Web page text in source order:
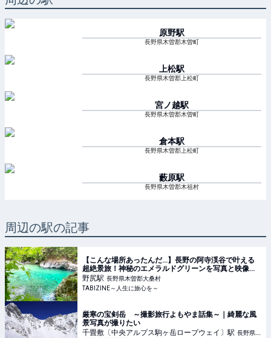
原野駅
長野県木曽郡木曽町
上松駅
長野県木曽郡上松町
宮ノ越駅
長野県木曽郡木曽町
倉本駅
長野県木曽郡上松町
藪原駅
長野県木曽郡木祖村
周辺の駅の記事
【こんな場所あったんだ…】長野の阿寺渓谷で叶える
超絶景旅！神秘のエメラルドグリーンを写真と映像で
綴る | TABIZINE～人生に旅心を～
野尻駅 長野県木曽郡大桑村
TABIZINE～人生に旅心を～
厳寒の宝剣岳 ～撮影旅行よもやま話集～｜綺麗な風
景写真が撮りたい
千畳敷〔中央アルプス駒ヶ岳ロープウェイ〕駅 長野県駒